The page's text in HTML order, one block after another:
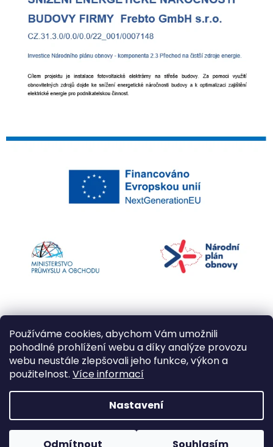
Používáme cookies, abychom Vám umožnili
pohodlné prohlížení webu a díky analýze provozu
webu neustále zlepšovali jeho funkce, výkon a
použitelnost. Více informací
Nastavení
Vytvořil Shoptet
Copyright 2026Kapří kuličky. Všechna práva
vyhrazena.
Upravit nastavení cookies